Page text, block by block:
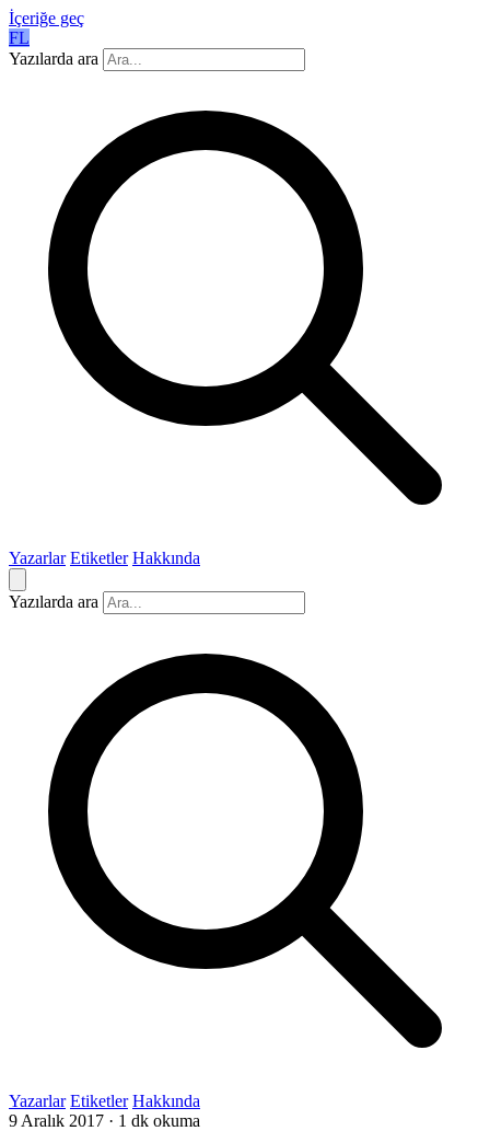
İçeriğe geç
FL
Yazılarda ara
Yazarlar Etiketler Hakkında
Yazılarda ara
Yazarlar Etiketler Hakkında
9 Aralık 2017 · 1 dk okuma